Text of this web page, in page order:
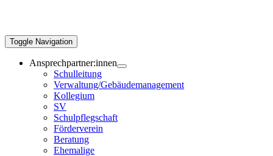
Toggle Navigation
Ansprechpartner:innen
Schulleitung
Verwaltung/Gebäudemanagement
Kollegium
SV
Schulpflegschaft
Förderverein
Beratung
Ehemalige